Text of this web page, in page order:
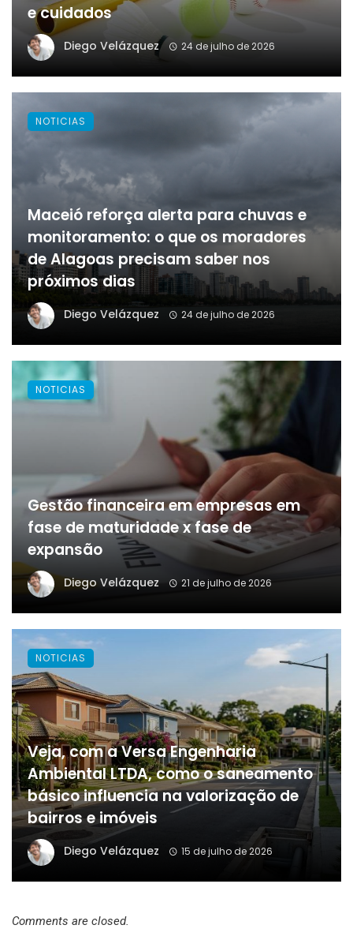
e cuidados
Diego Velázquez 24 de julho de 2026
Maceió reforça alerta para chuvas e
monitoramento: o que os moradores
de Alagoas precisam saber nos
próximos dias
Diego Velázquez 24 de julho de 2026
NOTICIAS
Gestão financeira em empresas em
fase de maturidade x fase de
expansão
Diego Velázquez 21 de julho de 2026
NOTICIAS
Veja, com a Versa Engenharia
Ambiental LTDA, como o saneamento
básico influencia na valorização de
bairros e imóveis
Diego Velázquez 15 de julho de 2026
NOTICIAS
Comments are closed.